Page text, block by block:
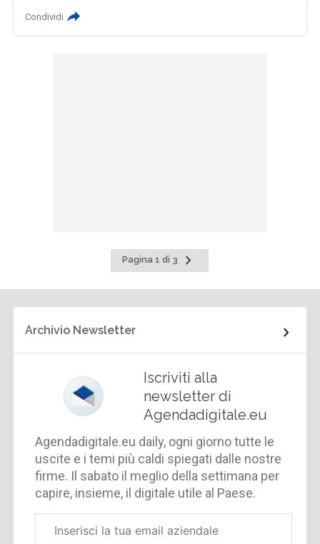
Condividi
Pagina 1 di 3
Pagina
successiva
Archivio Newsletter
Iscriviti alla
newsletter di
Agendadigitale.eu
Agendadigitale.eu daily, ogni giorno tutte le
uscite e i temi più caldi spiegati dalle nostre
firme. Il sabato il meglio della settimana per
capire, insieme, il digitale utile al Paese.
aziendale